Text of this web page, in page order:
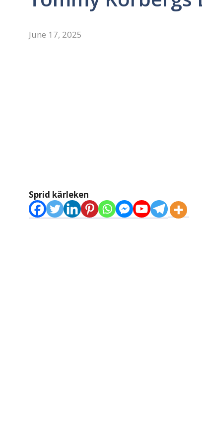
June 17, 2025
Sprid kärleken